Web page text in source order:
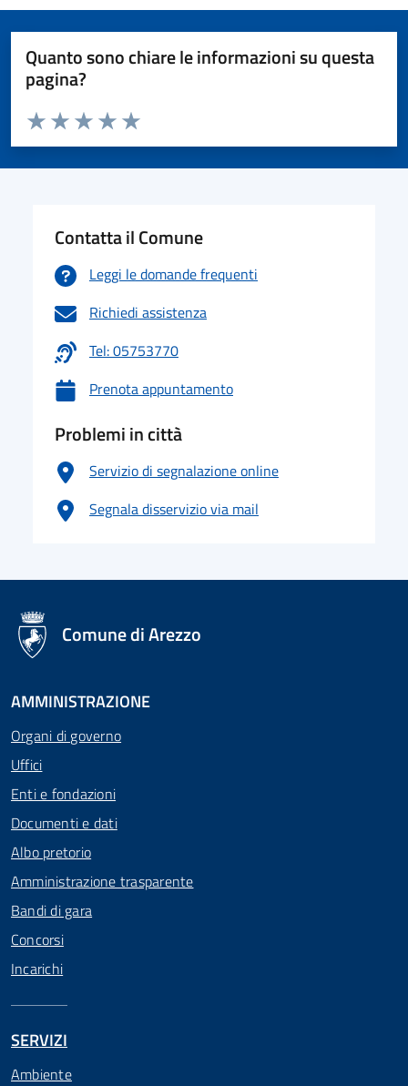
Quanto sono chiare le informazioni su questa
pagina?
Valuta da 1 a 5 stelle la pagina
Valuta 5 stelle su 5
Valuta 4 stelle su 5
Valuta 3 stelle su 5
Valuta 2 stelle su 5
Valuta 1 stelle su 5
Contatta il Comune
Leggi le domande frequenti
Richiedi assistenza
Tel: 05753770
Prenota appuntamento
Problemi in città
Servizio di segnalazione online
Segnala disservizio via mail
logo Unione Europea
Comune di Arezzo
AMMINISTRAZIONE
Organi di governo
Uffici
Enti e fondazioni
Documenti e dati
Albo pretorio
Amministrazione trasparente
Bandi di gara
Concorsi
Incarichi
SERVIZI
Ambiente